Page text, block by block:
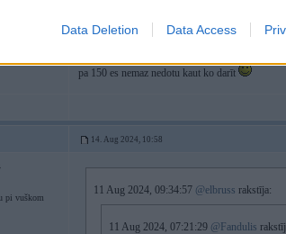
Data Deletion Data Access
Maina jā, tikai tas nenotiek par 150eur
pa 150 es nemaz nedotu kaut ko darīt
14. Aug 2024, 10:58
pi vuškom
11 Aug 2024, 09:34:57 @elbruss rakstīja:
11 Aug 2024, 07:21:29 @Fandulis